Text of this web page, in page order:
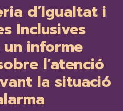
d’Igualtat i
Inclusives
informe
l’atenció
la situació